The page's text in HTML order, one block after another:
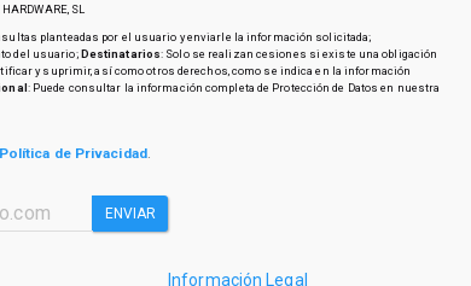
SL
planteadas por el usuario y enviarle la información solicitada;
del usuario;Destinatarios: Solo se realizan cesiones si existe una obligación
y suprimir, así como otros derechos, como se indica en la información
: Puede consultar la información completa de Protección de Datos en nuestra
Política de Privacidad.
ENVIAR
Información Legal